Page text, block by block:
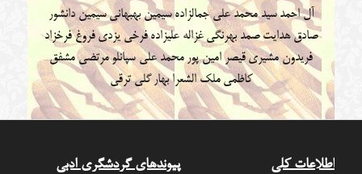
آل احمدسید محمد علی جمالزادهسیمین بهبهانیسیمین دانشور
صادق هدایتصمد بهرنگی غزاله علیزادهفرخی یزدی فروغ فرخزاد
فریدون مشیری قیصر امین پور محمد علی سپانلومرتضی مشفق
کاظمی ملک الشعرا بهار گلی ترقی
اطلاعات کلی پیوندهای گردشگری ادبی